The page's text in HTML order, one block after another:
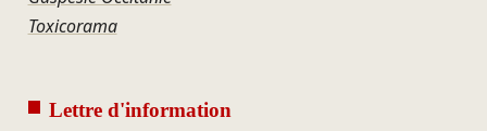
Toxicorama
Lettre d'information